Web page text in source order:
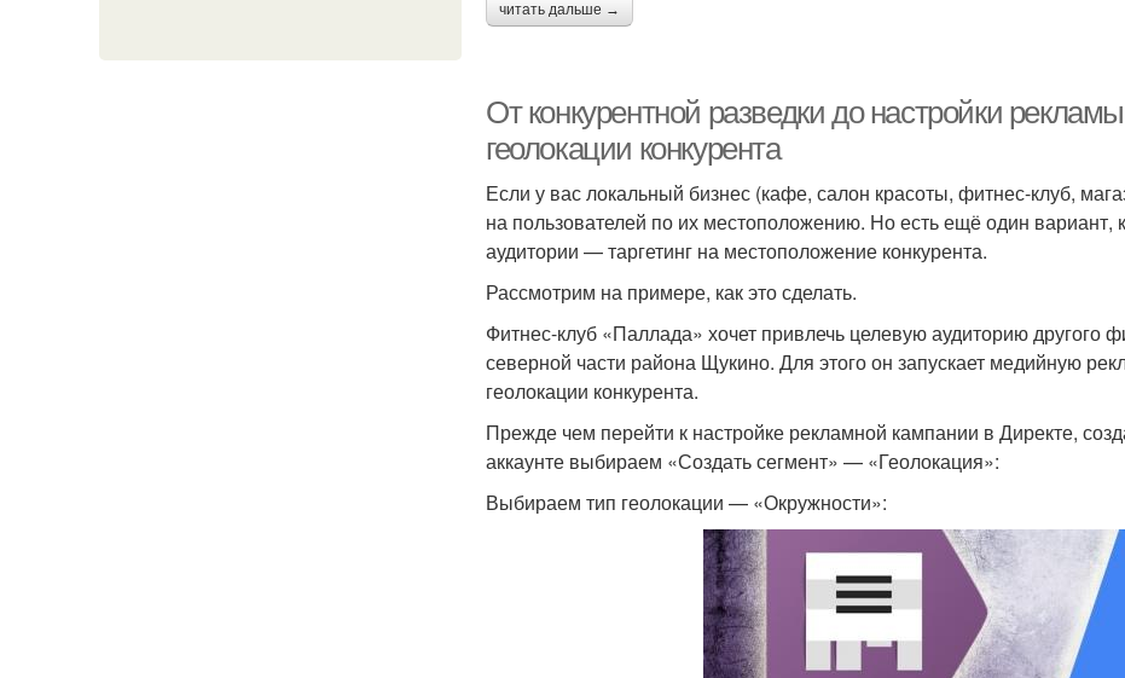
читать дальше →
От конкурентной разведки до настройки
геолокации конкурента
Если у вас локальный бизнес (кафе, салон красоты, фитнес-клуб,
на пользователей по их местоположению. Но есть ещё один вариант,
аудитории — таргетинг на местоположение конкурента.
Рассмотрим на примере, как это сделать.
Фитнес-клуб «Паллада» хочет привлечь целевую аудиторию другого
северной части района Щукино. Для этого он запускает медийную
геолокации конкурента.
Прежде чем перейти к настройке рекламной кампании в Директе,
аккаунте выбираем «Создать сегмент» — «Геолокация»:
Выбираем тип геолокации — «Окружности»: